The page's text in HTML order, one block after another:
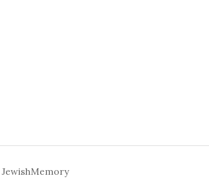
JewishMemory